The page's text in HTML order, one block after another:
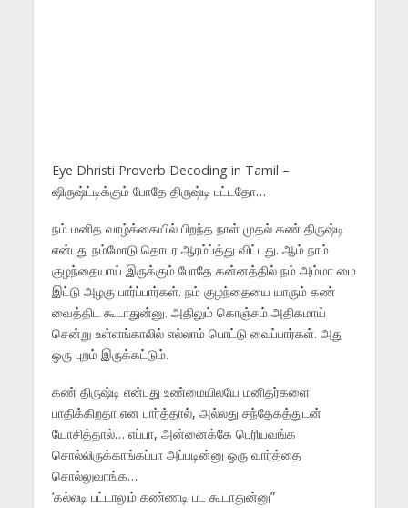
Eye Dhristi Proverb Decoding in Tamil –
ஷிருஷ்ட்டிக்கும் போதே திருஷ்டி பட்டதோ…
நம் மனித வாழ்க்கையில் பிறந்த நாள் முதல் கண் திருஷ்டி
என்பது நம்மோடு தொடர ஆரம்ப்த்து விட்டது. ஆம் நாம்
குழந்தையாய் இருக்கும் போதே கன்னத்தில் நம் அம்மா மை
இட்டு அழகு பார்ப்பார்கள். நம் குழந்தையை யாரும் கண்
வைத்திட கூடாதுன்னு. அதிலும் கொஞ்சம் அதிகமாய்
சென்று உள்ளங்காலில் எல்லாம் பொட்டு வைப்பார்கள். அது
ஒரு புறம் இருக்கட்டும்.
கண் திருஷ்டி என்பது உண்மையிலயே மனிதர்களை
பாதிக்கிறதா என பார்த்தால், அல்லது சந்தேகத்துடன்
யோசித்தால்… எப்பா, அன்னைக்கே பெரியவங்க
சொல்லிருக்காங்கப்பா அப்படின்னு ஒரு வார்த்தை
சொல்லுவாங்க…
‘கல்லடி பட்டாலும் கண்ணடி பட கூடாதுன்னு”